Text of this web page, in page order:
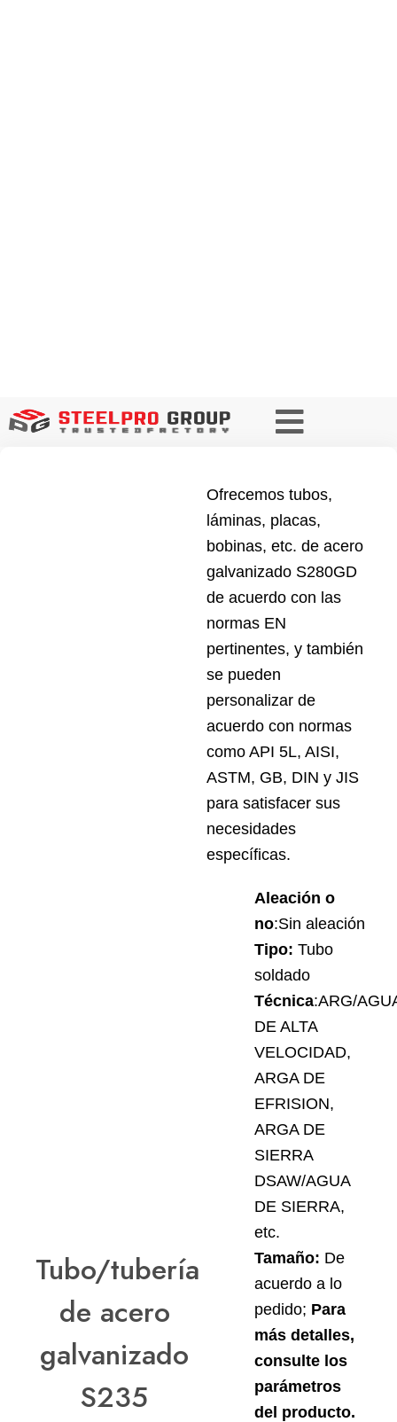
Tubo/tubería
de acero
galvanizado
S235
Ofrecemos tubos,
láminas, placas,
bobinas, etc. de acero
galvanizado S280GD
de acuerdo con las
normas EN
pertinentes, y también
se pueden
personalizar de
acuerdo con normas
como API 5L, AISI,
ASTM, GB, DIN y JIS
para satisfacer sus
necesidades
específicas.
Aleación o
no:Sin aleación
Tipo: Tubo
soldado
Técnica:ARG/
DE ALTA
VELOCIDAD,
ARGA DE
EFRISION,
ARGA DE
SIERRA
DSAW/AGUA
DE SIERRA,
etc.
Tamaño: De
acuerdo a lo
pedido; Para
más detalles,
consulte los
parámetros
del producto.